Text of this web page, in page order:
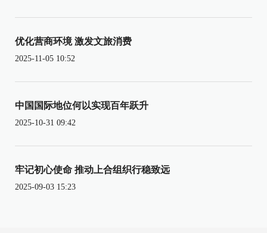
优化营商环境 激发文旅消费
2025-11-05 10:52
中国国际地位何以实现百年跃升
2025-10-31 09:42
牢记初心使命 推动上合组织行稳致远
2025-09-03 15:23